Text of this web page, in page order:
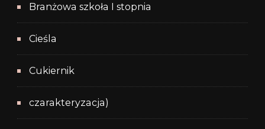
Branżowa szkoła I stopnia
Cieśla
Cukiernik
czarakteryzacja)